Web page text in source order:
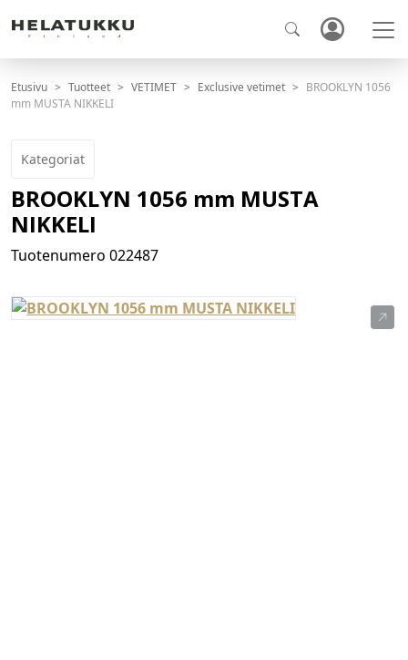
Etusivu Tuotteet VETIMET Exclusive vetimet
BROOKLYN 1056
mm MUSTA NIKKELI
Kategoriat
BROOKLYN 1056 mm MUSTA
NIKKELI
Tuotenumero 022487